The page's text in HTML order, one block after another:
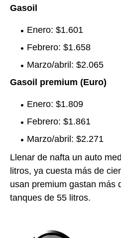
Gasoil
Enero: $1.601
Febrero: $1.658
Marzo/abril: $2.065
Gasoil premium (Euro)
Enero: $1.809
Febrero: $1.861
Marzo/abril: $2.271
Llenar de nafta un auto
litros, ya cuesta más de
usan premium gastan más
tanques de 55 litros.